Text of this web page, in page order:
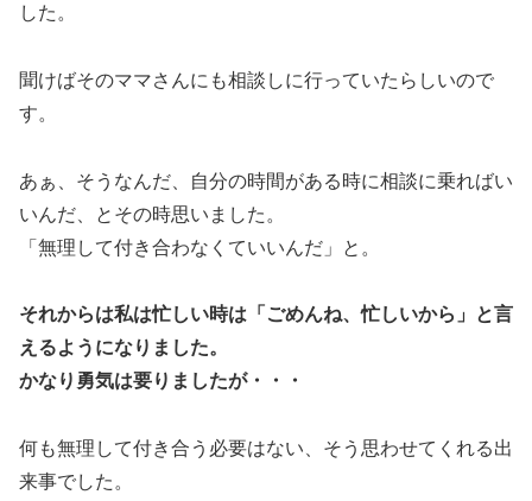
した。
聞けばそのママさんにも相談しに行っていたらしいので
す。
あぁ、そうなんだ、自分の時間がある時に相談に乗ればい
いんだ、とその時思いました。
「無理して付き合わなくていいんだ」と。
それからは私は忙しい時は「ごめんね、忙しいから」と言
えるようになりました。
かなり勇気は要りましたが・・・
何も無理して付き合う必要はない、そう思わせてくれる出
来事でした。